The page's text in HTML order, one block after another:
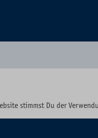
stimmst Du der